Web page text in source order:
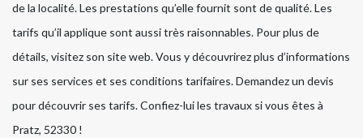
de la localité. Les prestations qu’elle fournit sont de qualité. Les
tarifs qu’il applique sont aussi très raisonnables. Pour plus de
détails, visitez son site web. Vous y découvrirez plus d’informations
sur ses services et ses conditions tarifaires. Demandez un devis
pour découvrir ses tarifs. Confiez-lui les travaux si vous êtes à
Pratz, 52330 !